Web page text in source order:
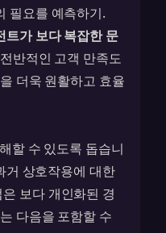
필요를 예측하기.
트가 보다 복잡한 문
전반적인 고객 만족도
더욱 원활하고 효율
할 수 있도록 돕습니
거 상호작용에 대한
보다 개인화된 경
다음을 포함할 수